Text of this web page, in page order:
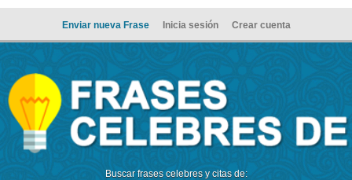
Enviar nueva Frase Inicia sesión Crear cuenta
Buscar frases celebres y citas de: